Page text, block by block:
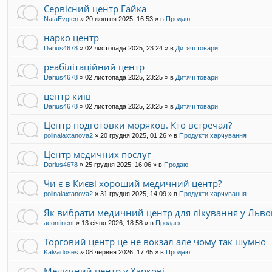
а
ч
M
e
r
Сервісний центр Гайка
NataEvgten » 20 жовтня 2025, 16:53 » в Продаю
нарко центр
Darius4678 » 02 листопада 2025, 23:24 » в Дитячі товари
реабілітаційний центр
Darius4678 » 02 листопада 2025, 23:25 » в Дитячі товари
центр київ
Darius4678 » 02 листопада 2025, 23:25 » в Дитячі товари
Центр подготовки моряков. Кто встречал?
polinalaxtanova2 » 20 грудня 2025, 01:26 » в Продукти харчування
Центр медичних послуг
Darius4678 » 25 грудня 2025, 16:06 » в Продаю
Чи є в Києві хороший медичний центр?
polinalaxtanova2 » 31 грудня 2025, 14:09 » в Продукти харчування
Як вибрати медичний центр для лікування у
acontinent » 13 січня 2026, 18:58 » в Продаю
Торговий центр це не вокзал але чому так шумно
Kalvadoses » 08 червня 2026, 17:45 » в Продаю